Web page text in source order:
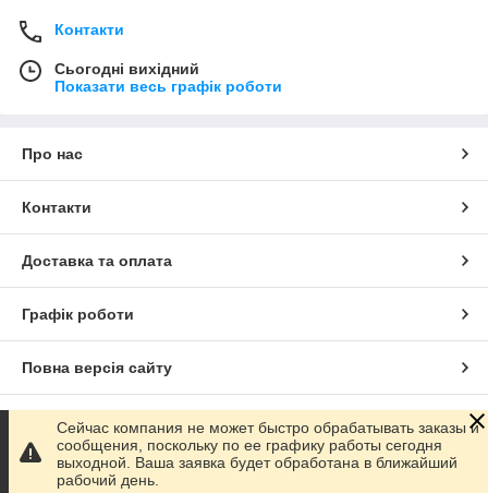
Контакти
Сьогодні вихідний
Показати весь графік роботи
Про нас
Контакти
Доставка та оплата
Графік роботи
Повна версія сайту
Сайт створено на маркетплейсі Prom.ua
Політика конфіденційності
Сейчас компания не может быстро обрабатывать заказы и
сообщения, поскольку по ее графику работы сегодня
выходной. Ваша заявка будет обработана в ближайший
рабочий день.